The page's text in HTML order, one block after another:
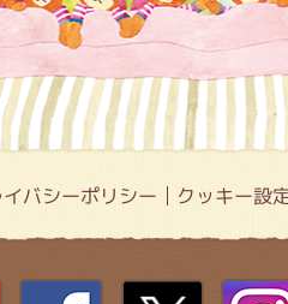
バシーポリシー クッキー設